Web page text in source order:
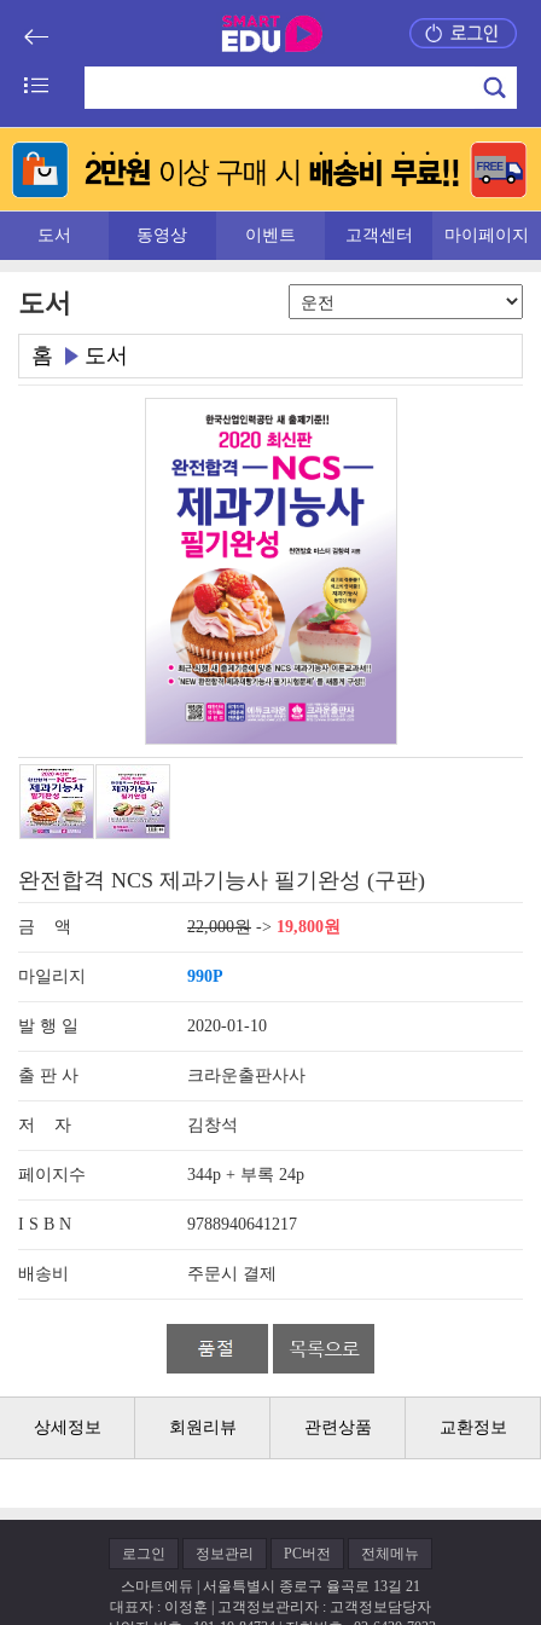
도서 동영상 이벤트 고객센터 마이페이지
도서
홈 도서
완전합격 NCS 제과기능사 필기완성 (구판)
금 액 22,000원 -> 19,800원
마일리지 990P
발 행 일 2020-01-10
출 판 사 크라운출판사사
저 자 김창석
페이지수 344p + 부록 24p
I S B N 9788940641217
배송비 주문시 결제
상세정보 회원리뷰 관련상품 교환정보
로그인 정보관리 PC버전
전체메뉴
스마트에듀 | 서울특별시 종로구 율곡로 13길 21
대표자 : 이정훈 | 고객정보관리자 : 고객정보담당자